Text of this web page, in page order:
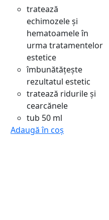
tratează
echimozele și
hematoamele în
urma tratamentelor
estetice
îmbunătățește
rezultatul estetic
tratează ridurile și
cearcănele
tub 50 ml
Adaugă în coș